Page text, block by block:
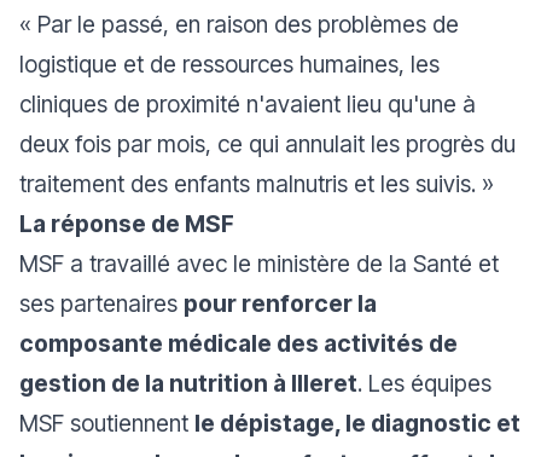
« Par le passé, en raison des problèmes de
logistique et de ressources humaines, les
cliniques de proximité n'avaient lieu qu'une à
deux fois par mois, ce qui annulait les progrès du
traitement des enfants malnutris et les suivis. »
La réponse de MSF
MSF a travaillé avec le ministère de la Santé et
ses partenaires pour renforcer la
composante médicale des activités de
gestion de la nutrition à Illeret. Les équipes
MSF soutiennent le dépistage, le diagnostic et